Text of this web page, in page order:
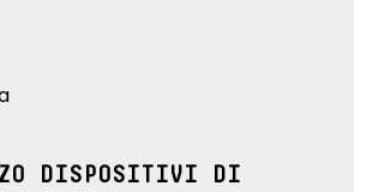
DISPOSITIVI DI